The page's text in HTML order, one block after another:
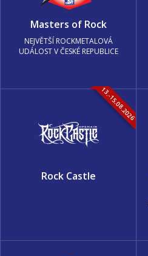
Masters of Rock
NEJVĚTŠÍ ROCKMETALOVÁ
UDÁLOST V ČESKÉ REPUBLICE
13.-15.08.2026
Rock Castle